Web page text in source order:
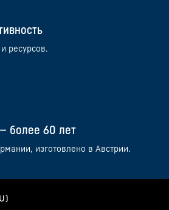
ресурсов.
более 60 лет
изготовлено в Австрии.